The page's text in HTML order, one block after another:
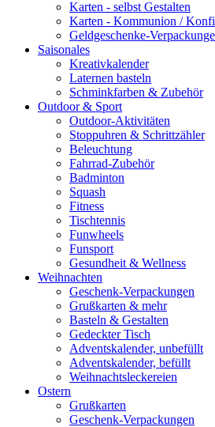
Karten - selbst Gestalten
Karten - Kommunion /
Geldgeschenke-
Saisonales
Kreativkalender
Laternen basteln
Schminkfarben & Zubehör
Outdoor & Sport
Outdoor-Aktivitäten
Stoppuhren & Schrittzähler
Beleuchtung
Fahrrad-Zubehör
Badminton
Squash
Fitness
Tischtennis
Funwheels
Funsport
Gesundheit & Wellness
Weihnachten
Geschenk-Verpackungen
Grußkarten & mehr
Basteln & Gestalten
Gedeckter Tisch
Adventskalender, unbefüllt
Adventskalender, befüllt
Weihnachtsleckereien
Ostern
Grußkarten
Geschenk-Verpackungen